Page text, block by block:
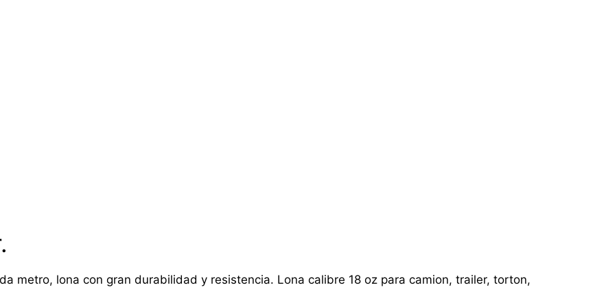
metro, lona con gran durabilidad y resistencia. Lona calibre 18 oz para camion, trailer, torton,